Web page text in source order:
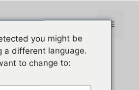
sur PC Menu
you might be
a different language.
to change to: